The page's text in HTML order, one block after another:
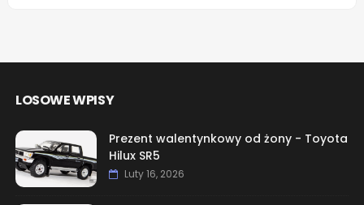
LOSOWE WPISY
Prezent walentynkowy od żony - Toyota
Hilux SR5
Luty 16, 2026